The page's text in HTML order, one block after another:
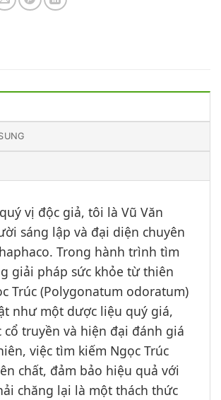
vị độc giả, tôi là Vũ Văn
sáng lập và đại diện chuyên
Trong hành trình tìm
giải pháp sức khỏe từ thiên
Trúc (Polygonatum odoratum)
như một dược liệu quý giá,
cổ truyền và hiện đại đánh giá
việc tìm kiếm Ngọc Trúc
chất, đảm bảo hiệu quả với
chăng lại là một thách thức